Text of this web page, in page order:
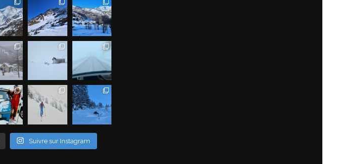
Suivre sur Instagram